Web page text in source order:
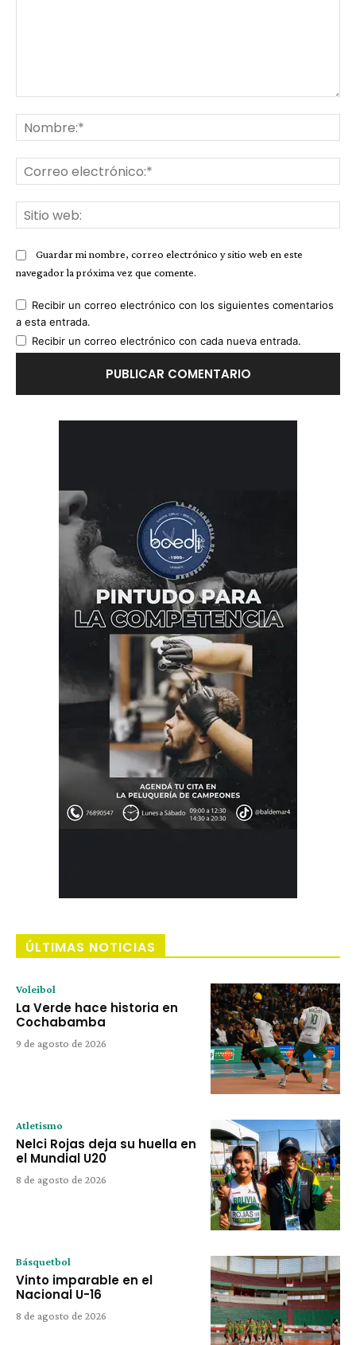
Guardar mi nombre, correo electrónico y sitio web en este
navegador la próxima vez que comente.
Recibir un correo electrónico con los siguientes comentarios
a esta entrada.
Recibir un correo electrónico con cada nueva entrada.
ÚLTIMAS NOTICIAS
Voleibol
La Verde hace historia en
Cochabamba
9 de agosto de 2026
Atletismo
Nelci Rojas deja su huella en
el Mundial U20
8 de agosto de 2026
Básquetbol
Vinto imparable en el
Nacional U-16
8 de agosto de 2026